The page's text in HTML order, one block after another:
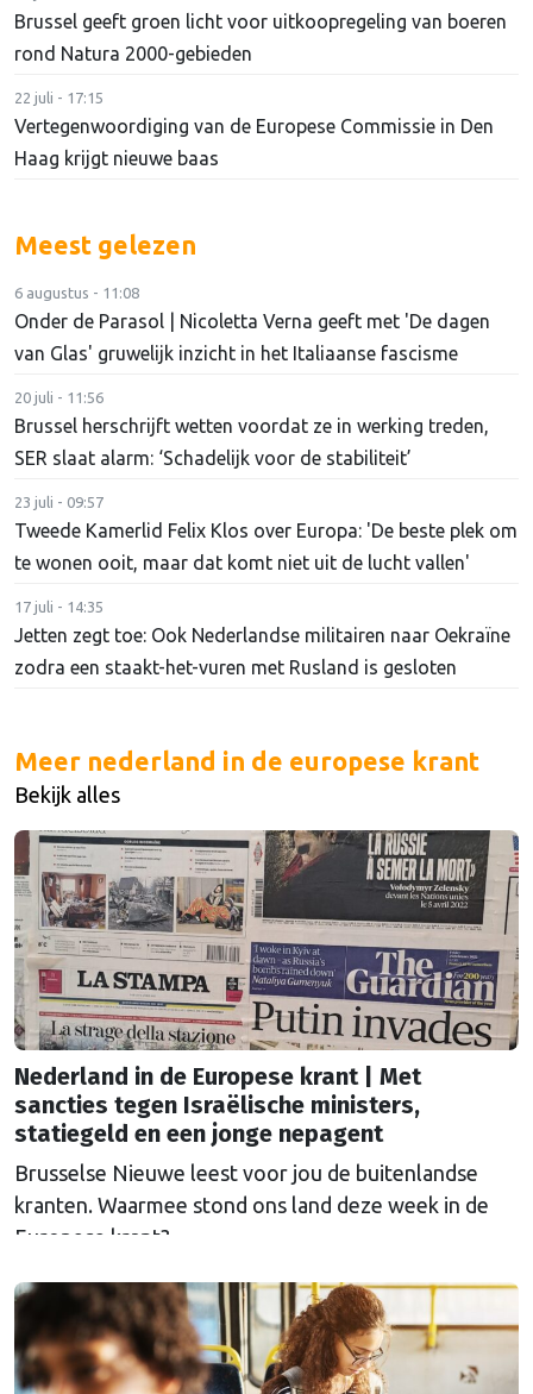
Brussel geeft groen licht voor uitkoopregeling van boeren
rond Natura 2000-gebieden
22 juli - 17:15
Vertegenwoordiging van de Europese Commissie in Den
Haag krijgt nieuwe baas
Meest gelezen
6 augustus - 11:08
Onder de Parasol | Nicoletta Verna geeft met 'De dagen
van Glas' gruwelijk inzicht in het Italiaanse fascisme
20 juli - 11:56
Brussel herschrijft wetten voordat ze in werking treden,
SER slaat alarm: ‘Schadelijk voor de stabiliteit’
23 juli - 09:57
Tweede Kamerlid Felix Klos over Europa: 'De beste plek om
te wonen ooit, maar dat komt niet uit de lucht vallen'
17 juli - 14:35
Jetten zegt toe: Ook Nederlandse militairen naar Oekraïne
zodra een staakt-het-vuren met Rusland is gesloten
Meer nederland in de europese krant
Bekijk alles
Nederland in de Europese krant | Met
sancties tegen Israëlische ministers,
statiegeld en een jonge nepagent
Brusselse Nieuwe leest voor jou de buitenlandse
kranten. Waarmee stond ons land deze week in de
Europese krant?